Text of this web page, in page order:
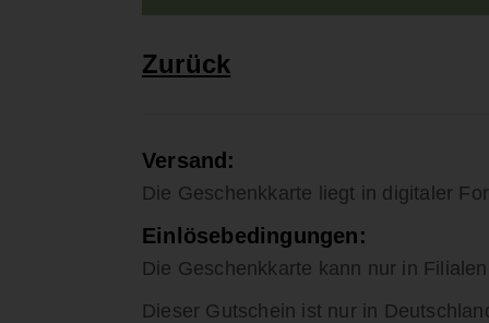
Zurück
Versand:
Die Geschenkkarte liegt in digitaler
Einlösebedingungen:
Die Geschenkkarte kann nur in
Dieser Gutschein ist nur in